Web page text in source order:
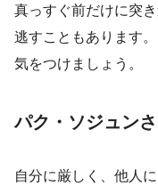
真っすぐ前だけに突
逃すこともあります。
気をつけましょう。
パク・ソジュン
自分に厳しく、他人